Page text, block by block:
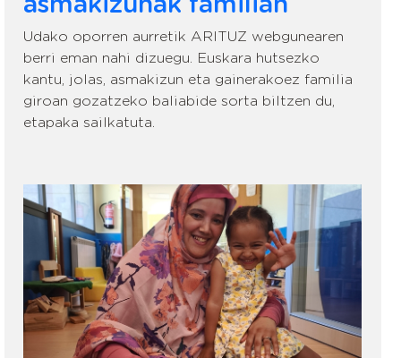
Udako oporren aurretik ARITUZ webgunearen
berri eman nahi dizuegu. Euskara hutsezko
kantu, jolas, asmakizun eta gainerakoez familia
giroan gozatzeko baliabide sorta biltzen du,
etapaka sailkatuta.